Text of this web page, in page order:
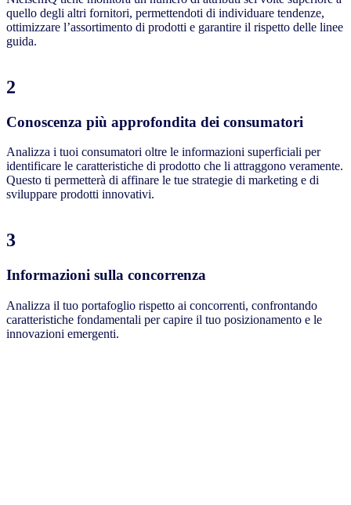
quello degli altri fornitori, permettendoti di individuare tendenze,
ottimizzare l’assortimento di prodotti e garantire il rispetto delle linee
guida.
2
Conoscenza più approfondita dei consumatori
Analizza i tuoi consumatori oltre le informazioni superficiali per
identificare le caratteristiche di prodotto che li attraggono veramente.
Questo ti permetterà di affinare le tue strategie di marketing e di
sviluppare prodotti innovativi.
3
Informazioni sulla concorrenza
Analizza il tuo portafoglio rispetto ai concorrenti, confrontando
caratteristiche fondamentali per capire il tuo posizionamento e le
innovazioni emergenti.